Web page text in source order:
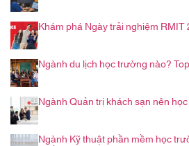
Khám phá Ngày trải nghiệm RMIT
Ngành du lịch học trường nào?
Ngành Quản trị khách sạn nên
Ngành Kỹ thuật phần mềm học